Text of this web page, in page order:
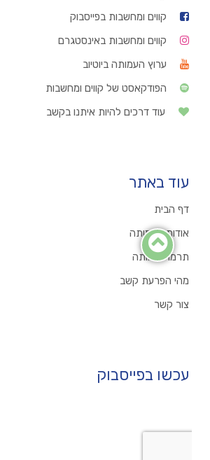
קווים ומחשבות בפייסבוק
קווים ומחשבות באינסטגרם
ערוץ העמותה ביוטיוב
הפודקאסט של קווים ומחשבות
עוד דרכים להיות איתנו בקשב
עוד באתר
דף הבית
אודות העמותה
תרמו לעמותה
מהי הפרעת קשב
צור קשר
עכשו בפייסבוק